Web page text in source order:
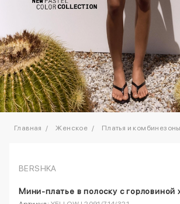
Главная Женское Платья и комбинезоны
BERSHKA
Мини-платье в полоску с горловиной